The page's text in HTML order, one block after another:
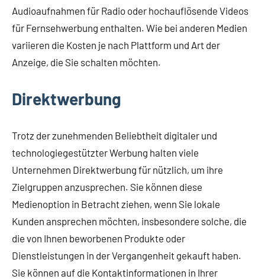
Audioaufnahmen für Radio oder hochauflösende Videos
für Fernsehwerbung enthalten. Wie bei anderen Medien
variieren die Kosten je nach Plattform und Art der
Anzeige, die Sie schalten möchten.
Direktwerbung
Trotz der zunehmenden Beliebtheit digitaler und
technologiegestützter Werbung halten viele
Unternehmen Direktwerbung für nützlich, um ihre
Zielgruppen anzusprechen. Sie können diese
Medienoption in Betracht ziehen, wenn Sie lokale
Kunden ansprechen möchten, insbesondere solche, die
die von Ihnen beworbenen Produkte oder
Dienstleistungen in der Vergangenheit gekauft haben.
Sie können auf die Kontaktinformationen in Ihrer